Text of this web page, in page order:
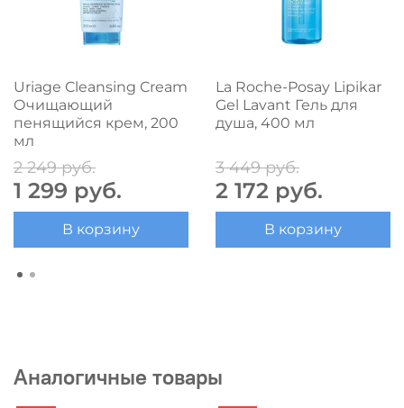
Uriage Cleansing Cream
Очищающий
пенящийся крем, 200
мл
2 249 руб.
1 299 руб.
В корзину
La Roche-Posay Lipikar
Gel Lavant Гель для
душа, 400 мл
3 449 руб.
2 172 руб.
В корзину
Аналогичные товары